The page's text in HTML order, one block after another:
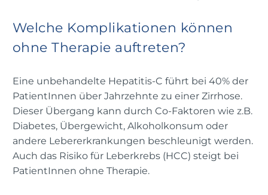
Welche Komplikationen können
ohne Therapie auftreten?
Eine unbehandelte Hepatitis-C führt bei 40% der
PatientInnen über Jahrzehnte zu einer Zirrhose.
Dieser Übergang kann durch Co-Faktoren wie z.B.
Diabetes, Übergewicht, Alkoholkonsum oder
andere Lebererkrankungen beschleunigt werden.
Auch das Risiko für Leberkrebs (HCC) steigt bei
PatientInnen ohne Therapie.